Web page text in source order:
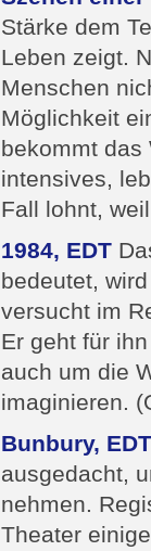
Stärke dem
Leben zeigt.
Menschen
Möglichkeit
bekommt das
intensives,
Fall lohnt,
1984, EDT
bedeutet,
versucht im
Er geht für
auch um die
imaginieren.
Bunbury, EDT
ausgedacht,
nehmen.
Theater